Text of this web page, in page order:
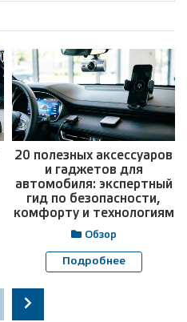
20 полезных аксессуаров
и гаджетов для
автомобиля: экспертный
гид по безопасности,
комфорту и технологиям
Обзор
Подробнее